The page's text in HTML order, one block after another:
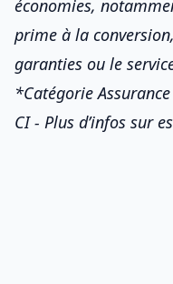
économies,
prime à la conversion
garanties ou le
*Catégorie
CI - Plus d’infos sur